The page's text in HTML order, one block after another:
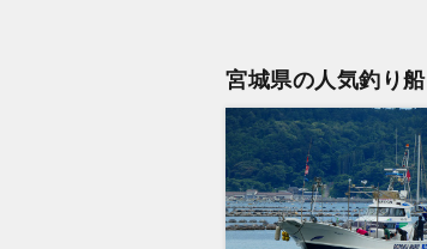
宮城県の人気釣り船